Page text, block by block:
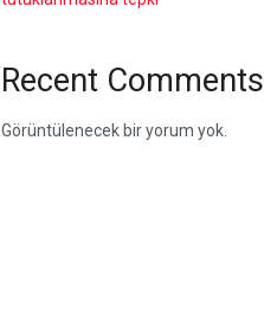
Recent Comments
Görüntülenecek bir yorum yok.